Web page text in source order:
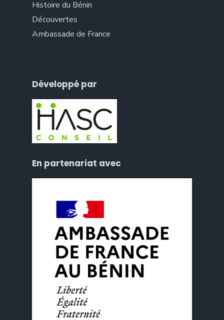
Histoire du Bénin
Découvertes
Ambassade de France
Développé par
En partenariat avec